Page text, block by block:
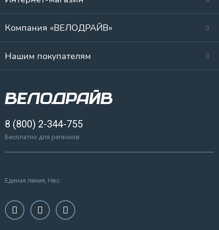
Компания «ВЕЛОДРАЙВ»
Нашим покупателям
8 (800) 2-344-755
Бесплатно для регионов
Единая линия, Нвс.